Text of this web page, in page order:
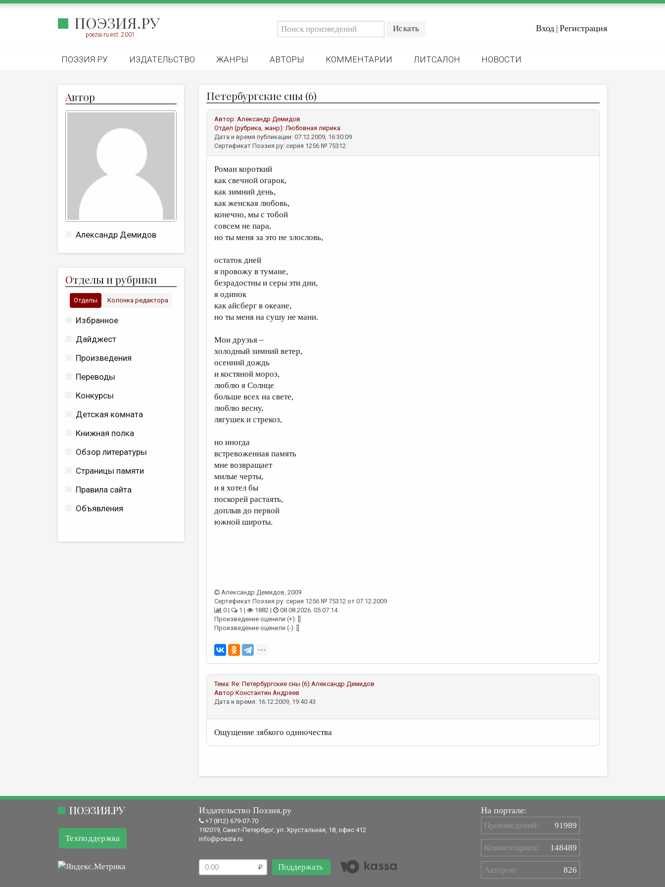
ПОЭЗИЯ.РУ
poezia.ru est. 2001
Вход | Регистрация
ПОЭЗИЯ.РУ ИЗДАТЕЛЬСТВО ЖАНРЫ АВТОРЫ КОММЕНТАРИИ ЛИТСАЛОН НОВОСТИ
Автор
Александр Демидов
Отделы и рубрики
Отделы Колонка редактора
Избранное
Дайджест
Произведения
Переводы
Конкурсы
Детская комната
Книжная полка
Обзор литературы
Страницы памяти
Правила сайта
Объявления
Петербургские сны (6)
Автор: Александр Демидов
Отдел (рубрика, жанр):Любовная лирика
Дата и время публикации: 07.12.2009, 16:30:09
Сертификат Поэзия.ру: серия 1256 № 75312
Роман короткий
как свечной огарок,
как зимний день,
как женская любовь,
конечно, мы с тобой
совсем не пара,
но ты меня за это не злословь,
остаток дней
я провожу в тумане,
безрадостны и серы эти дни,
я одинок
как айсберг в океане,
но ты меня на сушу не мани.
Мои друзья –
холодный зимний ветер,
осенний дождь
и костяной мороз,
люблю я Солнце
больше всех на свете,
люблю весну,
лягушек и стрекоз,
но иногда
встревоженная память
мне возвращает
милые черты,
и я хотел бы
поскорей растаять,
доплыв до первой
южной широты.
Александр Демидов, 2009
Сертификат Поэзия.ру: серия 1256 № 75312 от 07.12.2009
0 |
1 | 1882 |
08.08.2026. 05:07:14
Произведение оценили (+): []
Произведение оценили (-): []
Тема: Re: Петербургские сны (6) Александр Демидов
Автор Константин Андреев
Дата и время: 16.12.2009, 19:40:43
Ощущение зябкого одиночества
ПОЭЗИЯ.РУ
Техподдержка
Издательство Поэзия.ру
+7 (812) 679-07-70
192019, Санкт-Петербург, ул. Хрустальная, 18, офис 412
info@poezia.ru
Поддержать
На портале:
Произведений: 91989
Комментариев: 148489
Авторов: 826